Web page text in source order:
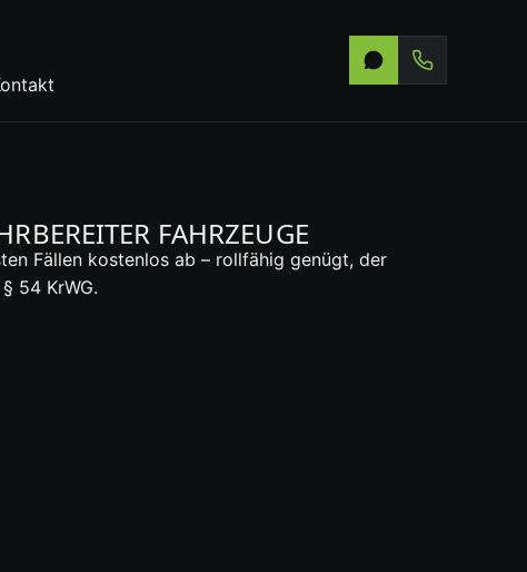
FAHRZEUGE
Fällen kostenlos ab – rollfähig genügt, der
54 KrWG.